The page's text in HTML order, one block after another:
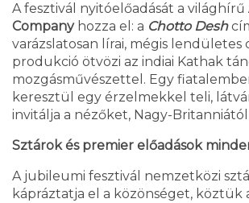
A fesztivál nyitóelőadását a világhírű
Companyhozza el: a Chotto Desh
varázslatosan lírai, mégis lendületes
produkció ötvözi az indiai Kathak
mozgásművészettel. Egy
keresztül egy érzelmekkel teli,
invitálja a nézőket, Nagy-
Sztárok és premier előadások
A jubileumi fesztivál nemzetközi
kápráztatja el a közönséget, köztük